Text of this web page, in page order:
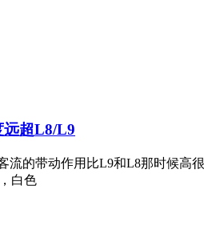
远超L8/L9
流的带动作用比L9和L8那时候高
白色